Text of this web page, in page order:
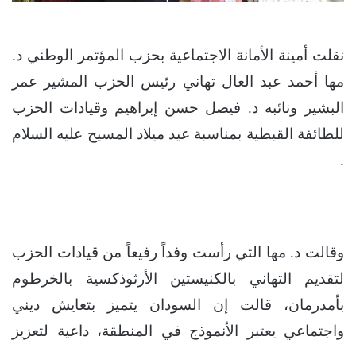
نقلت أمينة الأمانة الاجتماعية بحزب المؤتمر الوطني د.
مها أحمد عبد العال تهاني رئيس الحزب المشير عمر
البشير ونائبه د. فيصل حسن إبراهيم وقيادات الحزب
للطائفة القبطية بمناسبة عيد ميلاد المسيح عليه السلام
.
وقالت د. مها التي رأست وفداً رفيعاً من قيادات الحزب
لتقديم التهاني بالكنيستين الأرثوذكسية بالخرطوم
بأمدرمان، قالت إن السودان يتميز بتعايش ديني
واجتماعي يعتبر الأنموذج في المنطقة، داعية لتعزيز